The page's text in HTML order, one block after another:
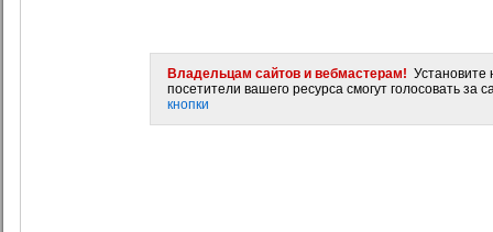
Владельцам сайтов и вебмастерам! Установите
посетители вашего ресурса смогут голосовать за
кнопки